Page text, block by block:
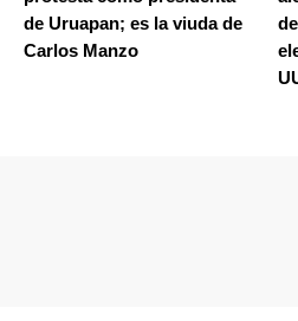
de Uruapan; es la viuda de
Carlos Manzo